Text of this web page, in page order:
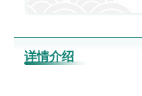
详情介绍